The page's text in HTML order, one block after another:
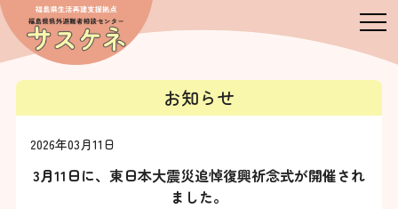
お知らせ
2026年03月11日
3月11日に、東日本大震災追悼復興祈念式が開催され
ました。